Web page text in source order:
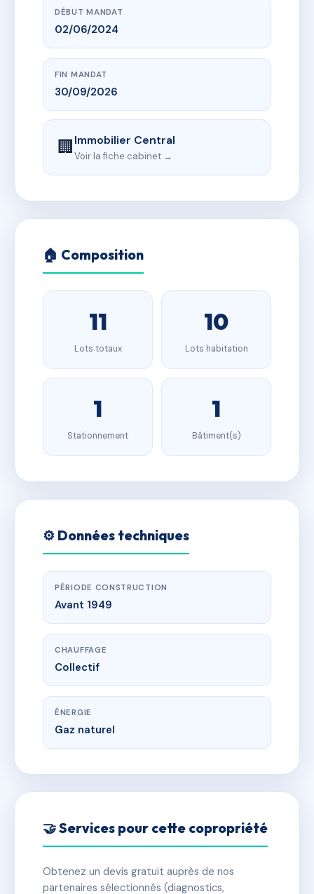
DÉBUT MANDAT
02/06/2024
FIN MANDAT
30/09/2026
🏢Immobilier Central
Voir la fiche cabinet →
🏠 Composition
11
Lots totaux
10
Lots habitation
1
Stationnement
1
Bâtiment(s)
⚙️ Données techniques
PÉRIODE CONSTRUCTION
Avant 1949
CHAUFFAGE
Collectif
ÉNERGIE
Gaz naturel
🤝 Services pour cette copropriété
Obtenez un devis gratuit auprès de nos
partenaires sélectionnés (diagnostics,